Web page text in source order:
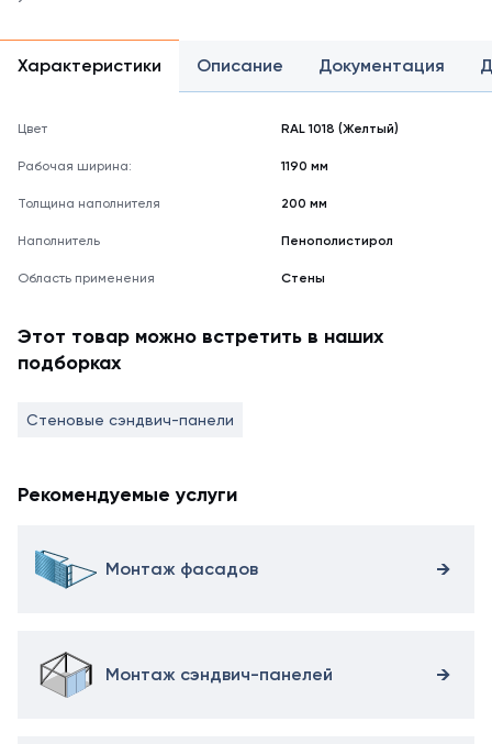
может
не
Характеристики Описание Документация
Цвет RAL 1018 (Желтый)
Рабочая ширина: 1190 мм
Толщина наполнителя 200 мм
Наполнитель Пенополистирол
Область применения Стены
Этот товар можно встретить в наших
подборках
Стеновые сэндвич-панели
Рекомендуемые услуги
Монтаж фасадов
Монтаж сэндвич-панелей